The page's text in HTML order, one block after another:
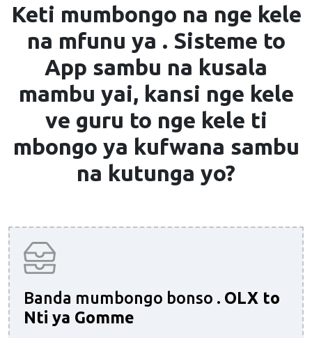
Keti mumbongo na nge kele
na mfunu ya . Sisteme to
App sambu na kusala
mambu yai, kansi nge kele
ve guru to nge kele ti
mbongo ya kufwana sambu
na kutunga yo?
Banda mumbongo bonso . OLX to
Nti ya Gomme